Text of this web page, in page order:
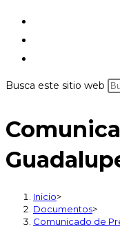
Busca este sitio web
Inicio>
Documentos>
Comunicado de